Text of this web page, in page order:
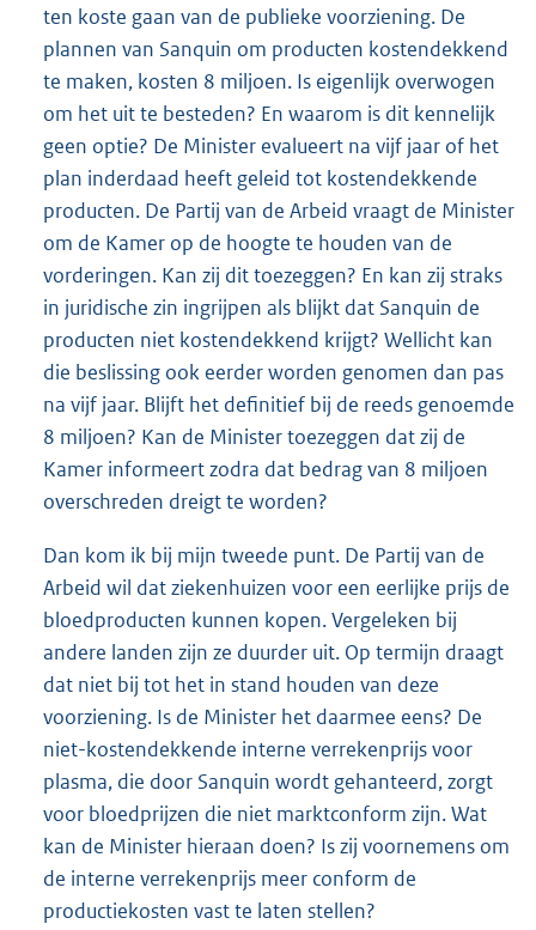
ten koste gaan van de publieke voorziening. De
plannen van Sanquin om producten kostendekkend
te maken, kosten 8 miljoen. Is eigenlijk overwogen
om het uit te besteden? En waarom is dit kennelijk
geen optie? De Minister evalueert na vijf jaar of het
plan inderdaad heeft geleid tot kostendekkende
producten. De Partij van de Arbeid vraagt de Minister
om de Kamer op de hoogte te houden van de
vorderingen. Kan zij dit toezeggen? En kan zij straks
in juridische zin ingrijpen als blijkt dat Sanquin de
producten niet kostendekkend krijgt? Wellicht kan
die beslissing ook eerder worden genomen dan pas
na vijf jaar. Blijft het definitief bij de reeds genoemde
8 miljoen? Kan de Minister toezeggen dat zij de
Kamer informeert zodra dat bedrag van 8 miljoen
overschreden dreigt te worden?
Dan kom ik bij mijn tweede punt. De Partij van de
Arbeid wil dat ziekenhuizen voor een eerlijke prijs de
bloedproducten kunnen kopen. Vergeleken bij
andere landen zijn ze duurder uit. Op termijn draagt
dat niet bij tot het in stand houden van deze
voorziening. Is de Minister het daarmee eens? De
niet-kostendekkende interne verrekenprijs voor
plasma, die door Sanquin wordt gehanteerd, zorgt
voor bloedprijzen die niet marktconform zijn. Wat
kan de Minister hieraan doen? Is zij voornemens om
de interne verrekenprijs meer conform de
productiekosten vast te laten stellen?